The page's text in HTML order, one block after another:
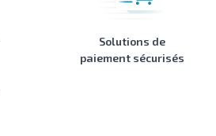
Solutions de
paiement sécurisés